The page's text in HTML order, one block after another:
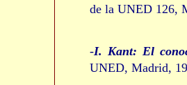
de la UNED 126,
-I. Kant: El
UNED, Madrid,